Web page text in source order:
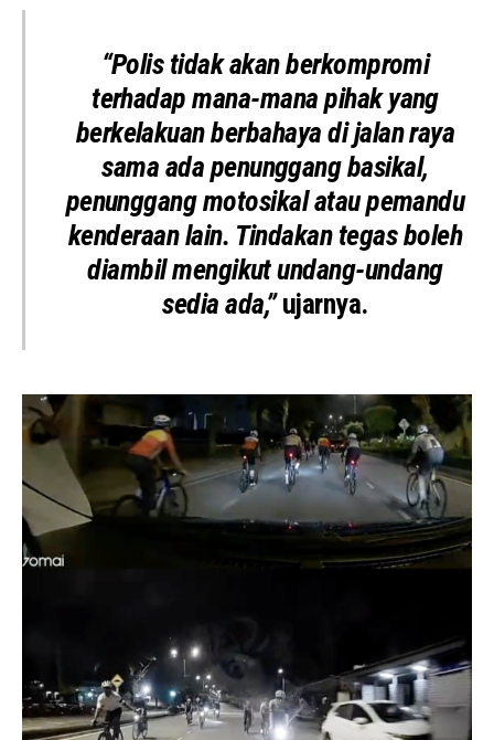
“Polis tidak akan berkompromi
terhadap mana-mana pihak yang
berkelakuan berbahaya di jalan raya
sama ada penunggang basikal,
penunggang motosikal atau pemandu
kenderaan lain. Tindakan tegas boleh
diambil mengikut undang-undang
sedia ada,”ujarnya.